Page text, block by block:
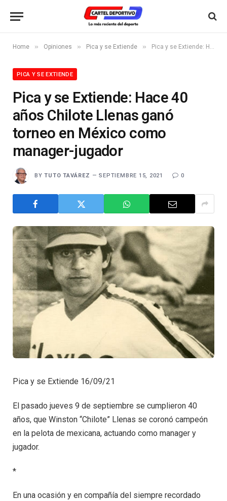
Home » Opiniones » Pica y se Extiende » Pica y se Extiende: Hace 40 años Chilote Llenas ganó torneo en México como manager-jugador
PICA Y SE EXTIENDE
Pica y se Extiende: Hace 40
años Chilote Llenas ganó
torneo en México como
manager-jugador
BY TUTO TAVÁREZ SEPTIEMBRE 15, 2021 0
Pica y se Extiende 16/09/21
El pasado jueves 9 de septiembre se cumplieron 40
años, que Winston “Chilote” Llenas se coronó campeón
en la pelota de mexicana, actuando como manager y
jugador.
*
En una ocasión y en compañía del siempre recordado